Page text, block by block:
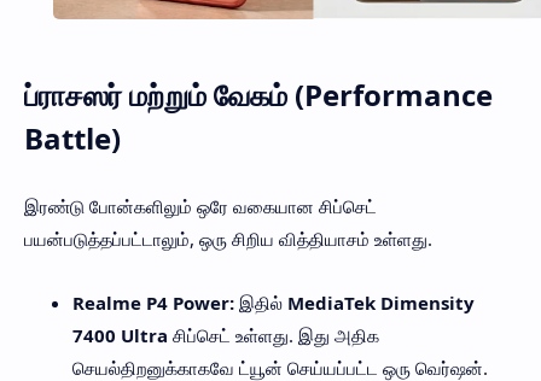
ப்ராசஸர் மற்றும் வேகம் (Performance
Battle)
இரண்டு போன்களிலும் ஒரே வகையான சிப்செட்
பயன்படுத்தப்பட்டாலும், ஒரு சிறிய வித்தியாசம் உள்ளது.
Realme P4 Power: இதில் MediaTek Dimensity
7400 Ultra சிப்செட் உள்ளது. இது அதிக
செயல்திறனுக்காகவே ட்யூன் செய்யப்பட்ட ஒரு வெர்ஷன்.